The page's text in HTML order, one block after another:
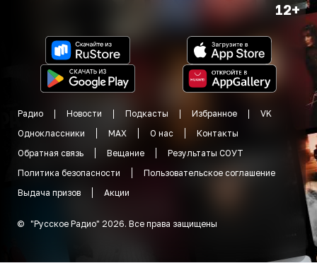
12+
Радио Новости Подкасты Избранное
VK
Одноклассники
MAX О нас
Контакты
Обратная связь
Вещание
Результаты СОУТ
Политика безопасности
Пользовательское соглашение
Выдача призов
Акции
© "Русское Радио" 2026. Все права защищены